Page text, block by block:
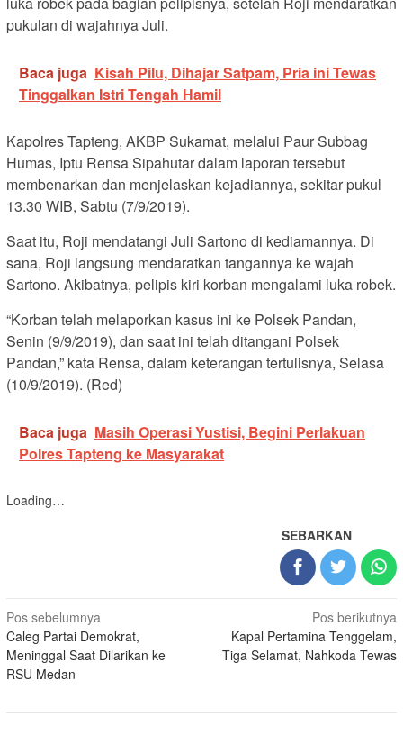
pukulan di wajahnya Juli.
Baca juga Kisah Pilu, Dihajar Satpam, Pria ini Tewas
Tinggalkan Istri Tengah Hamil
Kapolres Tapteng, AKBP Sukamat, melalui Paur Subbag
Humas, Iptu Rensa Sipahutar dalam laporan tersebut
membenarkan dan menjelaskan kejadiannya, sekitar pukul
13.30 WIB, Sabtu (7/9/2019).
Saat itu, Roji mendatangi Juli Sartono di kediamannya. Di
sana, Roji langsung mendaratkan tangannya ke wajah
Sartono. Akibatnya, pelipis kiri korban mengalami luka robek.
“Korban telah melaporkan kasus ini ke Polsek Pandan,
Senin (9/9/2019), dan saat ini telah ditangani Polsek
Pandan,” kata Rensa, dalam keterangan tertulisnya, Selasa
(10/9/2019). (Red)
Baca juga Masih Operasi Yustisi, Begini Perlakuan
Polres Tapteng ke Masyarakat
Loading…
SEBARKAN
Navigasi
pos
Pos sebelumnya
Caleg Partai Demokrat,
Meninggal Saat Dilarikan ke
RSU Medan
Pos berikutnya
Kapal Pertamina Tenggelam,
Tiga Selamat, Nahkoda Tewas